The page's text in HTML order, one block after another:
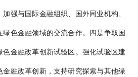
强与国际金融组织、国外同业机构、
色金融领域的交流合作。四是争取国
金融改革创新试验区。强化试验区建
融改革创新，支持研究探索与其他绿